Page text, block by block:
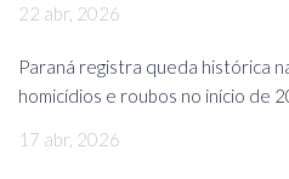
22 abr, 2026
Paraná registra queda histórica
homicídios e roubos no início de
17 abr, 2026